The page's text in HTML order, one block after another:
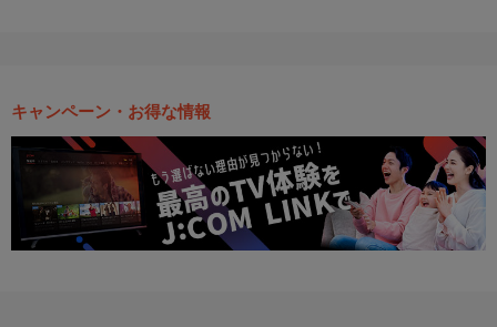
キャンペーン・お得な情報